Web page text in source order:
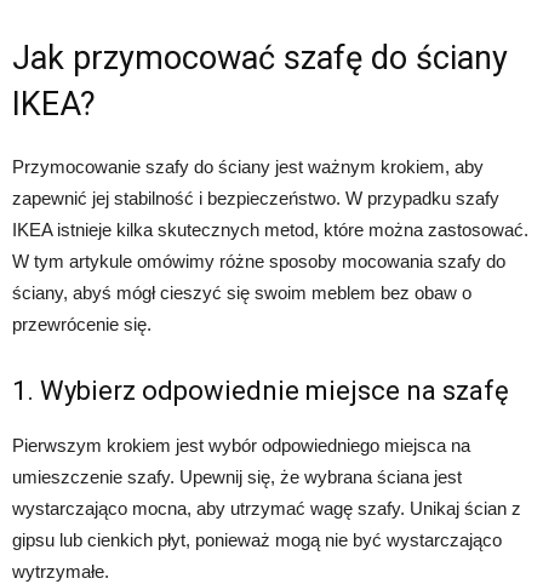
Jak przymocować szafę do ściany
IKEA?
Przymocowanie szafy do ściany jest ważnym krokiem, aby
zapewnić jej stabilność i bezpieczeństwo. W przypadku szafy
IKEA istnieje kilka skutecznych metod, które można zastosować.
W tym artykule omówimy różne sposoby mocowania szafy do
ściany, abyś mógł cieszyć się swoim meblem bez obaw o
przewrócenie się.
1. Wybierz odpowiednie miejsce na szafę
Pierwszym krokiem jest wybór odpowiedniego miejsca na
umieszczenie szafy. Upewnij się, że wybrana ściana jest
wystarczająco mocna, aby utrzymać wagę szafy. Unikaj ścian z
gipsu lub cienkich płyt, ponieważ mogą nie być wystarczająco
wytrzymałe.